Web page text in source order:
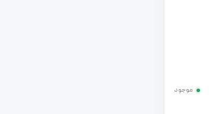
موجود